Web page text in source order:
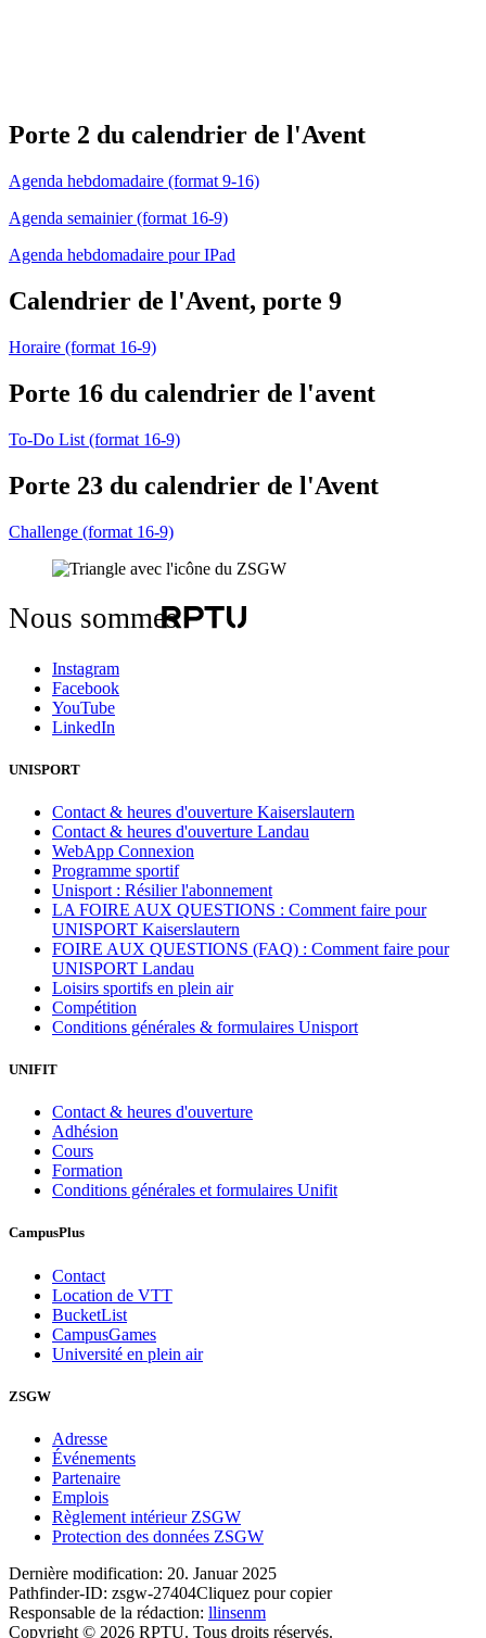
Porte 2 du calendrier de l'Avent
Agenda hebdomadaire (format 9-16)
Agenda semainier (format 16-9)
Agenda hebdomadaire pour IPad
Calendrier de l'Avent, porte 9
Horaire (format 16-9)
Porte 16 du calendrier de l'avent
To-Do List (format 16-9)
Porte 23 du calendrier de l'Avent
Challenge (format 16-9)
Nous sommes
Instagram
Facebook
YouTube
LinkedIn
UNISPORT
Contact & heures d'ouverture Kaiserslautern
Contact & heures d'ouverture Landau
WebApp Connexion
Programme sportif
Unisport : Résilier l'abonnement
LA FOIRE AUX QUESTIONS : Comment faire pour
UNISPORT Kaiserslautern
FOIRE AUX QUESTIONS (FAQ) : Comment faire pour
UNISPORT Landau
Loisirs sportifs en plein air
Compétition
Conditions générales & formulaires Unisport
UNIFIT
Contact & heures d'ouverture
Adhésion
Cours
Formation
Conditions générales et formulaires Unifit
CampusPlus
Contact
Location de VTT
BucketList
CampusGames
Université en plein air
ZSGW
Adresse
Événements
Partenaire
Emplois
Règlement intérieur ZSGW
Protection des données ZSGW
Dernière modification: 20. Januar 2025
Pathfinder-ID: zsgw-27404Cliquez pour copier
Responsable de la rédaction: llinsenm
Copyright © 2026 RPTU. Tous droits réservés.